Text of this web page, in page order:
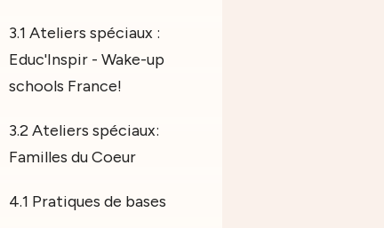
3.1 Ateliers spéciaux :
Educ'Inspir - Wake-up
schools France!
3.2 Ateliers spéciaux:
Familles du Coeur
4.1 Pratiques de bases